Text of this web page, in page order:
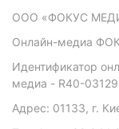
ООО «ФОКУС
Онлайн-медиа
Идентификатор
медиа - R40-03129
Адрес: 01133, г.